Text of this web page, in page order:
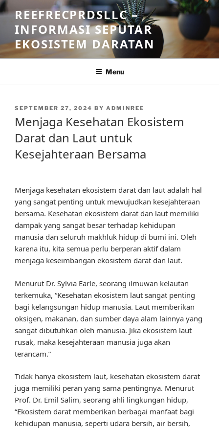
Skip
to
content
REEFRECPRDSLLC –
INFORMASI SEPUTAR
EKOSISTEM DARATAN
Menu
POSTED
SEPTEMBER 27, 2024 BY ADMINREE
Menjaga Kesehatan Ekosistem
Darat dan Laut untuk
Kesejahteraan Bersama
Menjaga kesehatan ekosistem darat dan laut adalah hal
yang sangat penting untuk mewujudkan kesejahteraan
bersama. Kesehatan ekosistem darat dan laut memiliki
dampak yang sangat besar terhadap kehidupan
manusia dan seluruh makhluk hidup di bumi ini. Oleh
karena itu, kita semua perlu berperan aktif dalam
menjaga keseimbangan ekosistem darat dan laut.
Menurut Dr. Sylvia Earle, seorang ilmuwan kelautan
terkemuka, “Kesehatan ekosistem laut sangat penting
bagi kelangsungan hidup manusia. Laut memberikan
oksigen, makanan, dan sumber daya alam lainnya yang
sangat dibutuhkan oleh manusia. Jika ekosistem laut
rusak, maka kesejahteraan manusia juga akan
terancam.”
Tidak hanya ekosistem laut, kesehatan ekosistem darat
juga memiliki peran yang sama pentingnya. Menurut
Prof. Dr. Emil Salim, seorang ahli lingkungan hidup,
“Ekosistem darat memberikan berbagai manfaat bagi
kehidupan manusia, seperti udara bersih, air bersih,